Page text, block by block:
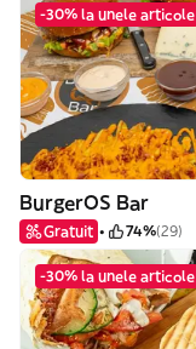
-30% la unele articole
BurgerOS Bar
Gratuit 74%(29)
-30% la unele articole